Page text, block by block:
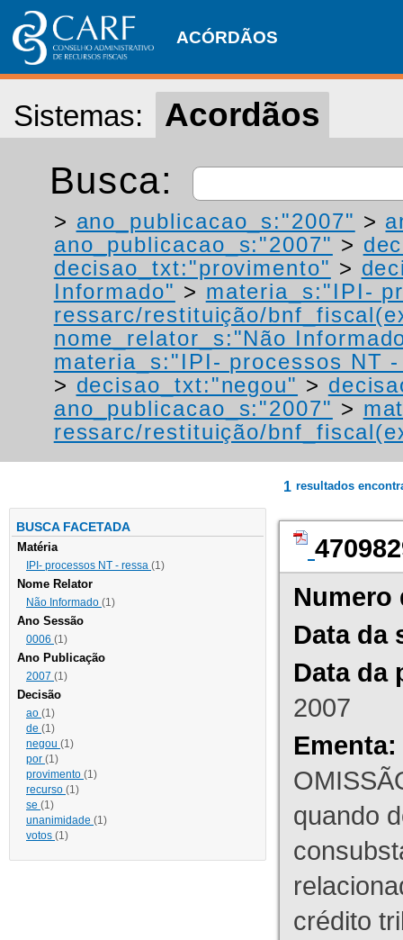
ACÓRDÃOS
Sistemas: Acordãos
Busca:
> ano_publicacao_s:"2007" >
ano_publicacao_s:"2007" >
decisao_txt:"provimento" >
Informado" > materia_s:"IPI-
ressarc/restituição/
nome_relator_s:"Não
materia_s:"IPI- processos NT
> decisao_txt:"negou" >
ano_publicacao_s:"2007" >
ressarc/restituição/
BUSCA FACETADA
Matéria
IPI- processos NT - ressa (1)
Nome Relator
Não Informado (1)
Ano Sessão
0006 (1)
Ano Publicação
2007 (1)
Decisão
ao (1)
de (1)
negou (1)
por (1)
provimento (1)
recurso (1)
se (1)
unanimidade (1)
votos (1)
1 resultados
Numero
Data da
Data da
2007
Ementa:
quando
crédito